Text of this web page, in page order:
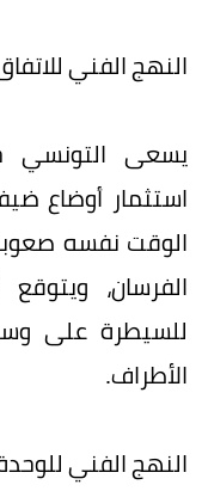
النهج الفني
يسعى التونسي
استثمار أوضاع
الوقت نفسه
للسيطرة على
الأطراف.
النهج الفني